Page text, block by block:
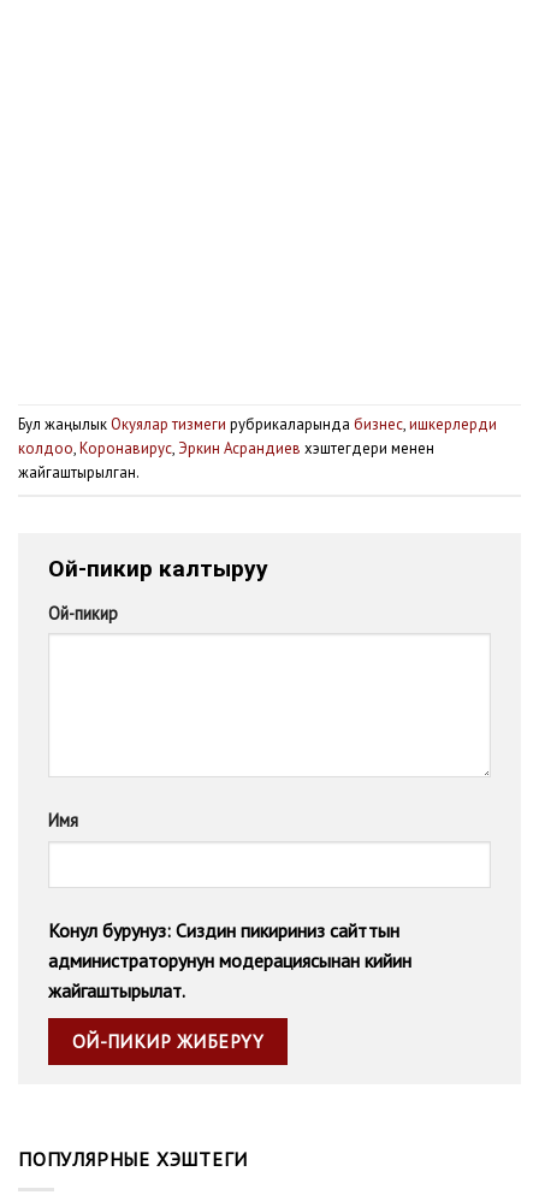
Бул жаңылыкОкуялар тизмеги рубрикаларында бизнес,ишкерлерди
колдоо,Коронавирус, Эркин Асрандиев хэштегдери менен
жайгаштырылган.
Ой-пикир калтыруу
Ой-пикир
Имя
Конул бурунуз: Сиздин пикириниз сайттын
администраторунун модерациясынан кийин
жайгаштырылат.
ПОПУЛЯРНЫЕ ХЭШТЕГИ